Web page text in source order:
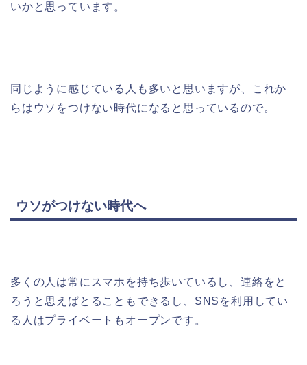
いかと思っています。
同じように感じている人も多いと思いますが、これか
らはウソをつけない時代になると思っているので。
ウソがつけない時代へ
多くの人は常にスマホを持ち歩いているし、連絡をと
ろうと思えばとることもできるし、SNSを利用してい
る人はプライベートもオープンです。